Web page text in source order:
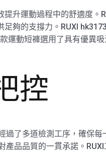
升運動過程中的舒適度。
夠的支撐力。RUXI
運動短褲選用了具有優異吸
控
過了多道檢測工序，確保每
產品品質的一貫承諾。